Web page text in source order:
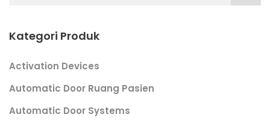
Kategori Produk
Activation Devices
Automatic Door Ruang Pasien
Automatic Door Systems